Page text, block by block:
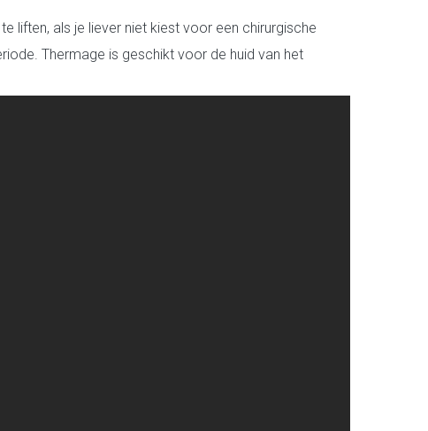
liften, als je liever niet kiest voor een chirurgische
Thermage is geschikt voor de huid van het